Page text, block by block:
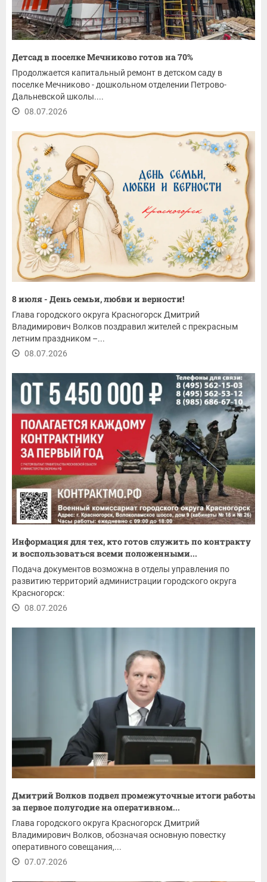
Детсад в поселке Мечниково готов на 70%
Продолжается капитальный ремонт в детском саду в
поселке Мечниково - дошкольном отделении Петрово-
Дальневской школы....
08.07.2026
8 июля - День семьи, любви и верности!
Глава городского округа Красногорск Дмитрий
Владимирович Волков поздравил жителей с прекрасным
летним праздником –...
08.07.2026
Информация для тех, кто готов служить по контракту
и воспользоваться всеми положенными...
Подача документов возможна в отделы управления по
развитию территорий администрации городского округа
Красногорск:
08.07.2026
Дмитрий Волков подвел промежуточные итоги работы
за первое полугодие на оперативном...
Глава городского округа Красногорск Дмитрий
Владимирович Волков, обозначая основную повестку
оперативного совещания,...
07.07.2026